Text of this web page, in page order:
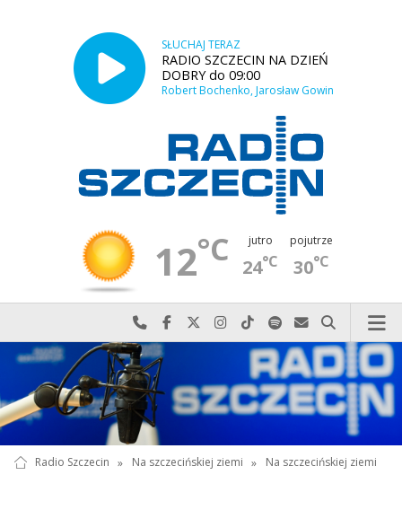
SŁUCHAJ TERAZ
RADIO SZCZECIN NA DZIEŃ
DOBRY do 09:00
Robert Bochenko, Jarosław Gowin
12°C jutro
24°C
pojutrze
30°C
Najlepiej po prostu do nas zadzwoń
Odwiedź nas na Facebook-u
Odwiedź nas na X
Odwiedź nas na Instagram-ie
Odwiedź nas na TikTok-u
Szukaj nas na Spotify
Wyślij do nas
Szukaj
Radio Szczecin » Na szczecińskiej ziemi » Na szczecińskiej ziemi